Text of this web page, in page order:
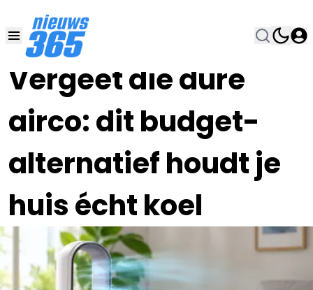
Vergeet die dure
airco: dit budget-
alternatief houdt je
huis écht koel
26 MEI , 16:00•